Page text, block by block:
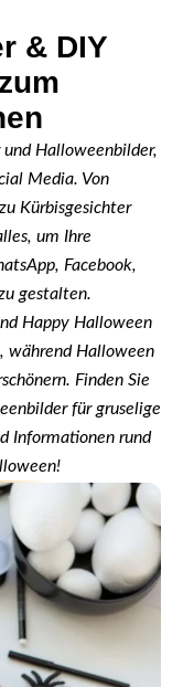
& DIY
Halloweenbilder,
Media. Von
Kürbisgesichter
um Ihre
Facebook,
gestalten.
Happy Halloween
während Halloween
Finden Sie
für gruselige
Informationen rund